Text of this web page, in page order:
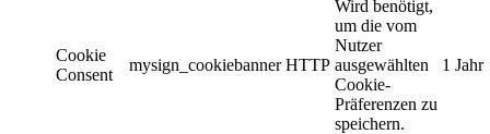
Cookie
Consent
mysign_cookiebanner HTTP
Wird benötigt,
um die vom
Nutzer
ausgewählten
Cookie-
Präferenzen zu
speichern.
1 Jahr